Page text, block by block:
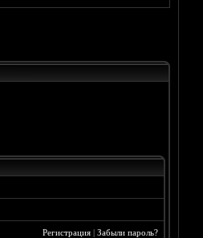
Регистрация| Забыли пароль?